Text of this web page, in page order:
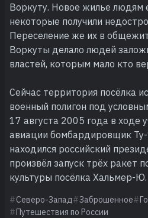
Воркуту. Новое жилье людям
некоторые получили
Переселение же их в
Воркуты делало людей
властей, которым мало кто
Сейчас территория посёлка
военный полигон под
17 августа 2005 года в ходе
авиации бомбардировщик
находился российский
произвёл запуск трёх ракет
культуры посёлка Хальмер-Ю.
Северо-Запад Заброшенное
Путешествия по России